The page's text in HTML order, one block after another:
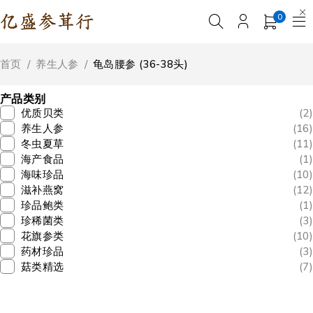
0
首页 / 养生人参 / 龟岛腰参 (36-38头)
产品类别
优质贝类
(2)
养生人参
(16)
冬虫夏草
(11)
海产食品
(1)
海味珍品
(10)
滋补燕窝
(12)
珍品鲍类
(1)
珍稀菌类
(3)
花旗参类
(10)
药材珍品
(3)
菇类精选
(7)